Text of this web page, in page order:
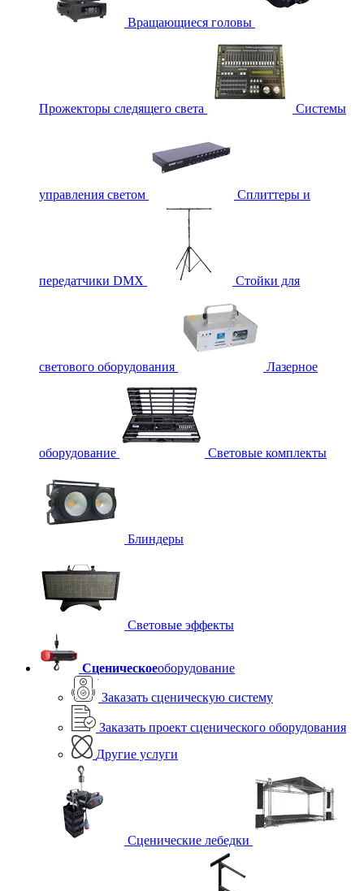
Вращающиеся головы
Прожекторы следящего света Системы
управления светом Сплиттеры и
передатчики DMX Стойки для
светового оборудования Лазерное
оборудование Световые комплекты
Блиндеры
Световые эффекты
Сценическоеоборудование
Заказать сценическую систему
Заказать проект сценического оборудования
Другие услуги
Сценические лебедки